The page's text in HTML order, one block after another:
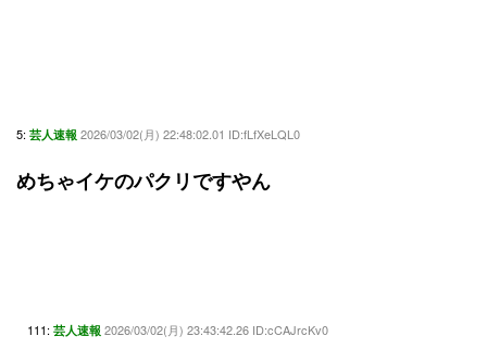
5: 芸人速報 2026/03/02(月) 22:48:02.01 ID:fLfXeLQL0
めちゃイケのパクリですやん
111: 芸人速報 2026/03/02(月) 23:43:42.26 ID:cCAJrcKv0